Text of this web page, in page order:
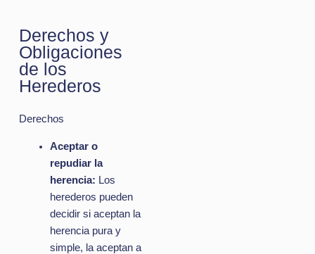
Derechos y
Obligaciones
de los
Herederos
Derechos
Aceptar o
repudiar la
herencia: Los
herederos pueden
decidir si aceptan la
herencia pura y
simple, la aceptan a